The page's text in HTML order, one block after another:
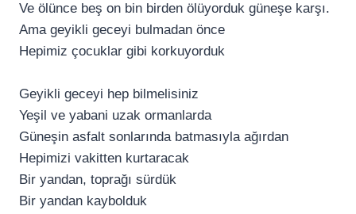
Ve ölünce beş on bin birden ölüyorduk güneşe karşı.
Ama geyikli geceyi bulmadan önce
Hepimiz çocuklar gibi korkuyorduk
Geyikli geceyi hep bilmelisiniz
Yeşil ve yabani uzak ormanlarda
Güneşin asfalt sonlarında batmasıyla ağırdan
Hepimizi vakitten kurtaracak
Bir yandan, toprağı sürdük
Bir yandan kaybolduk